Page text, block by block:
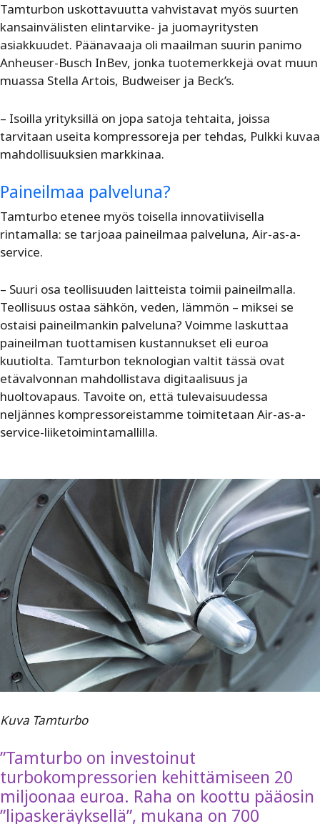
Tamturbon uskottavuutta vahvistavat myös suurten
kansainvälisten elintarvike- ja juomayritysten
asiakkuudet. Päänavaaja oli maailman suurin panimo
Anheuser-Busch InBev, jonka tuotemerkkejä ovat muun
muassa Stella Artois, Budweiser ja Beck’s.
– Isoilla yrityksillä on jopa satoja tehtaita, joissa
tarvitaan useita kompressoreja per tehdas, Pulkki kuvaa
mahdollisuuksien markkinaa.
Paineilmaa palveluna?
Tamturbo etenee myös toisella innovatiivisella
rintamalla: se tarjoaa paineilmaa palveluna, Air-as-a-
service.
– Suuri osa teollisuuden laitteista toimii paineilmalla.
Teollisuus ostaa sähkön, veden, lämmön – miksei se
ostaisi paineilmankin palveluna? Voimme laskuttaa
paineilman tuottamisen kustannukset eli euroa
kuutiolta. Tamturbon teknologian valtit tässä ovat
etävalvonnan mahdollistava digitaalisuus ja
huoltovapaus. Tavoite on, että tulevaisuudessa
neljännes kompressoreistamme toimitetaan Air-as-a-
service-liiketoimintamallilla.
Kuva Tamturbo
”Tamturbo on investoinut
turbokompressorien kehittämiseen 20
miljoonaa euroa. Raha on koottu pääosin
”lipaskeräyksellä”, mukana on 700